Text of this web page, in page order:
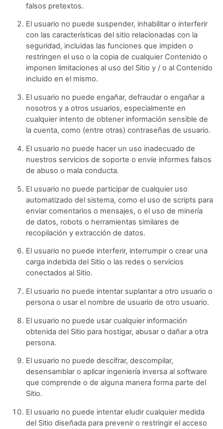
falsos pretextos.
El usuario no puede suspender, inhabilitar o interferir
con las características del sitio relacionadas con la
seguridad, incluidas las funciones que impiden o
restringen el uso o la copia de cualquier Contenido o
imponen limitaciones al uso del Sitio y / o al Contenido
incluido en el mismo.
El usuario no puede engañar, defraudar o engañar a
nosotros y a otros usuarios, especialmente en
cualquier intento de obtener información sensible de
la cuenta, como (entre otras) contraseñas de usuario.
El usuario no puede hacer un uso inadecuado de
nuestros servicios de soporte o envíe informes falsos
de abuso o mala conducta.
El usuario no puede participar de cualquier uso
automatizado del sistema, como el uso de scripts para
enviar comentarios o mensajes, o el uso de minería
de datos, robots o herramientas similares de
recopilación y extracción de datos.
El usuario no puede interferir, interrumpir o crear una
carga indebida del Sitio o las redes o servicios
conectados al Sitio.
El usuario no puede intentar suplantar a otro usuario o
persona o usar el nombre de usuario de otro usuario.
El usuario no puede usar cualquier información
obtenida del Sitio para hostigar, abusar o dañar a otra
persona.
El usuario no puede descifrar, descompilar,
desensamblar o aplicar ingeniería inversa al software
que comprende o de alguna manera forma parte del
Sitio.
El usuario no puede intentar eludir cualquier medida
del Sitio diseñada para prevenir o restringir el acceso